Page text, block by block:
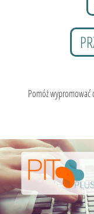
Pomóż wypromować